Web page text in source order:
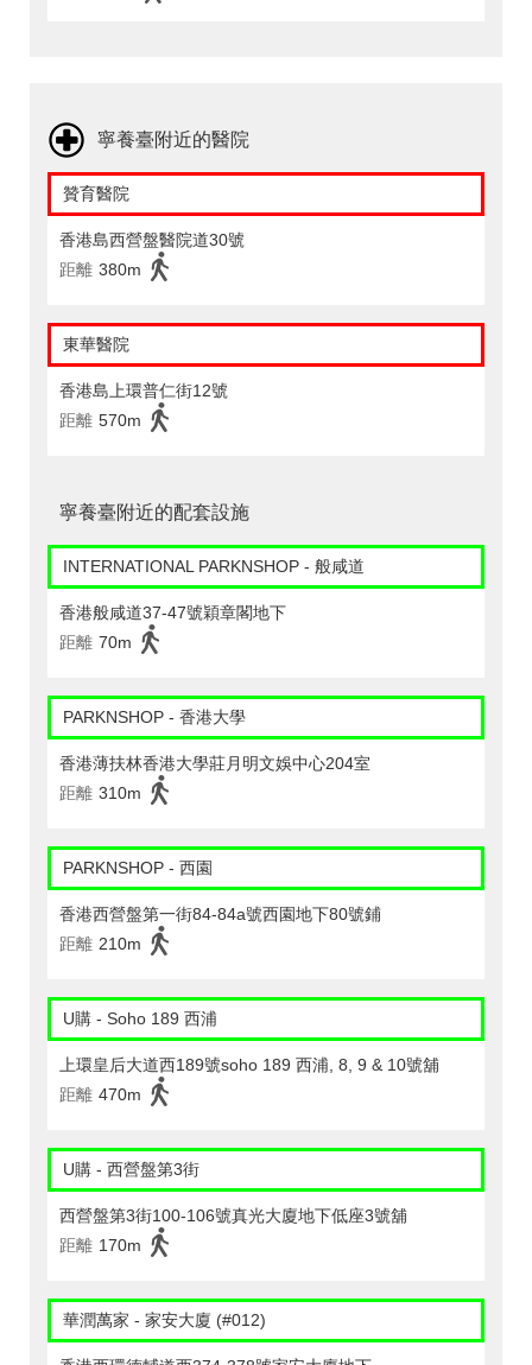
寧養臺附近的醫院
贊育醫院
香港島西營盤醫院道30號
距離 380m
東華醫院
香港島上環普仁街12號
距離 570m
寧養臺附近的配套設施
INTERNATIONAL PARKNSHOP - 般咸道
香港般咸道37-47號穎章閣地下
距離 70m
PARKNSHOP - 香港大學
香港薄扶林香港大學莊月明文娛中心204室
距離 310m
PARKNSHOP - 西園
香港西營盤第一街84-84a號西園地下80號鋪
距離 210m
U購 - Soho 189 西浦
上環皇后大道西189號soho 189 西浦, 8, 9 & 10號舖
距離 470m
U購 - 西營盤第3街
西營盤第3街100-106號真光大廈地下低座3號舖
距離 170m
華潤萬家 - 家安大廈 (#012)